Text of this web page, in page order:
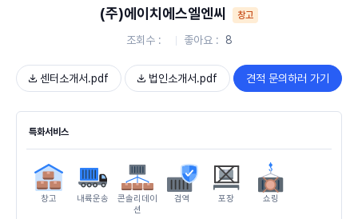
(주)에이치에스엘엔씨 창고
조회수 좋아요 8
센터소개서.pdf 법인소개서.pdf 견적 문의하러 가기
특화서비스
창고 내륙운송
콘솔리데이
션
검역 포장 쇼링